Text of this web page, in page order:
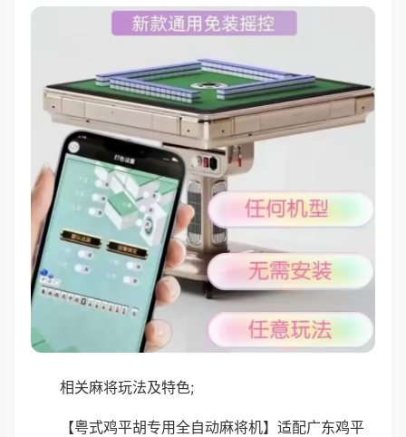
相关麻将玩法及特色;
【粤式鸡平胡专用全自动麻将机】适配广东鸡平